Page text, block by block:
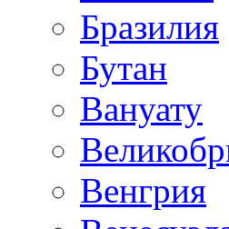
Бразилия
Бутан
Вануату
Венгрия